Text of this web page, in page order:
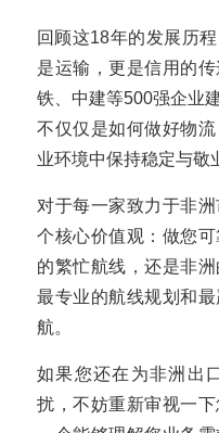
回顾这18年的发展历
是运输，更是信用的
铁、中建等500强企业
不仅仅是如何做好物
业环境中保持稳定与敬
对于每一家致力于非
个核心价值观：做您
的繁忙航线，还是非
最专业的航线规划和
航。
如果您还在为非洲出
扰，不妨重新审视一